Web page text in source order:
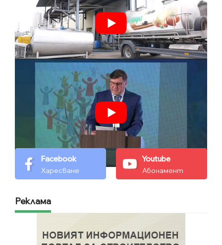
Facebook
Харесване
Youtube
Абонамент
Реклама